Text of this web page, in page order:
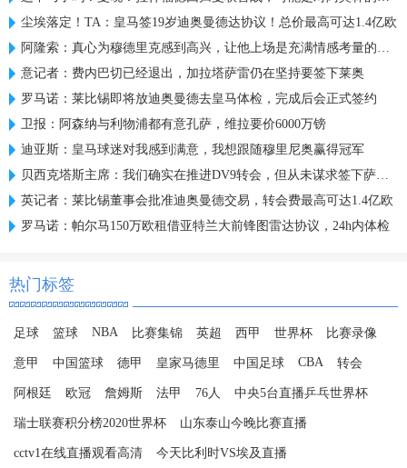
尘埃落定！TA：皇马签19岁迪奥曼德达协议！总价最高可达1.4亿欧
阿隆索：真心为穆德里克感到高兴，让他上场是充满情感考量的决定
意记者：费内巴切已经退出，加拉塔萨雷仍在坚持要签下莱奥
罗马诺：莱比锡即将放迪奥曼德去皇马体检，完成后会正式签约
卫报：阿森纳与利物浦都有意孔萨，维拉要价6000万镑
迪亚斯：皇马球迷对我感到满意，我想跟随穆里尼奥赢得冠军
贝西克塔斯主席：我们确实在推进DV9转会，但从未谋求签下萨拉赫
英记者：莱比锡董事会批准迪奥曼德交易，转会费最高可达1.4亿欧
罗马诺：帕尔马150万欧租借亚特兰大前锋图雷达协议，24h内体检
热门标签
足球 篮球 NBA 比赛集锦 英超 西甲 世界杯 比赛录像
意甲 中国篮球 德甲 皇家马德里 中国足球 CBA 转会
阿根廷 欧冠 詹姆斯 法甲 76人 中央5台直播乒乓世界杯
瑞士联赛积分榜2020世界杯 山东泰山今晚比赛直播
cctv1在线直播观看高清 今天比利时VS埃及直播